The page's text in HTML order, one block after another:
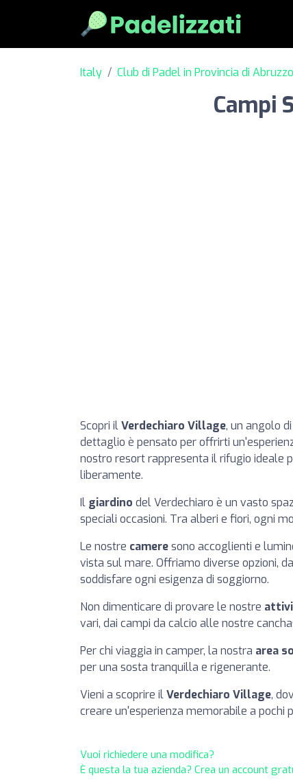
Italy Club di Padel in Provincia di
Campi
Scopri ilVerdechiaro Village, un angolo
dettaglio è pensato per offrirti
nostro resort rappresenta il rifugio ideale
liberamente.
Il giardino del Verdechiaro è un vasto
speciali occasioni. Tra alberi e fiori, ogni
Le nostre cameresono accoglienti e
vista sul mare. Offriamo diverse opzioni,
soddisfare ogni esigenza di soggiorno.
Non dimenticare di provare le nostre
vari, dai campi da calcio alle nostre
Per chi viaggia in camper, la nostra area
per una sosta tranquilla e rigenerante.
Vieni a scoprire ilVerdechiaro Village,
creare un'esperienza memorabile a pochi
Vuoi richiedere una modifica?
È questa la tua azienda? Crea un account